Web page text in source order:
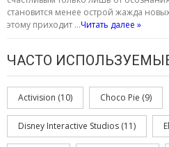
становится менее острой жажда
этому приходит …Читать далее »
ЧАСТО
Activision (10) Choco Pie (9)
Disney Interactive Studios (11)